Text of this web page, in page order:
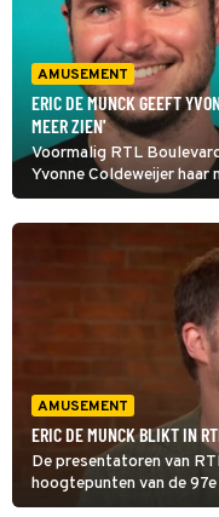
AMUSEMENT
ERIC DE MUNCK GEEFT
MEER ZIEN'
Voormalig RTL
Yvonne Coldeweijer
Juice tot een succes
gingen met bonje uit
weten hoe hij daar op
AMUSEMENT
ERIC DE MUNCK BLIKT IN
De presentatoren van
hoogtepunten van de
maakt kans op dertien